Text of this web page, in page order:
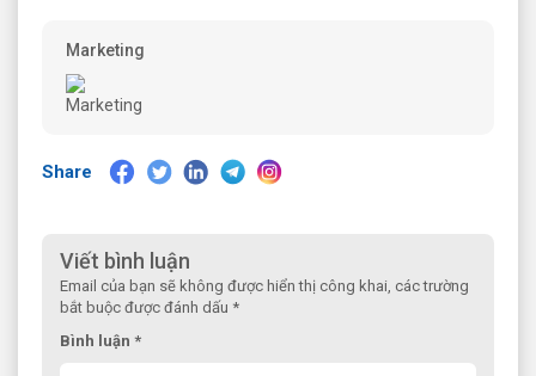
Marketing
Share
Viết bình luận
Email của bạn sẽ không được hiển thị công khai, các trường
bắt buộc được đánh dấu *
Bình luận *